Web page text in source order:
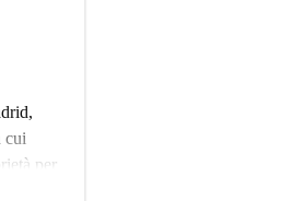
cui
per